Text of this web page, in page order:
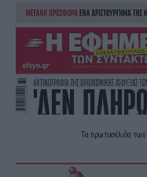
Τα πρωτοσέλιδα των